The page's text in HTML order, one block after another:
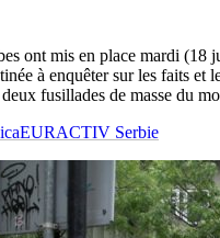
ont mis en place mardi (18
à enquêter sur les faits et
fusillades de masse du
EURACTIV Serbie